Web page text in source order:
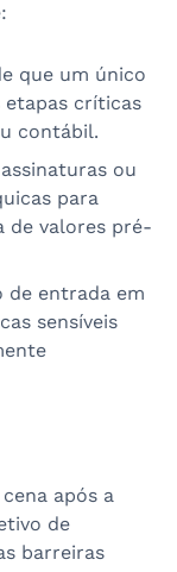
que um único
críticas
contábil.
ou
para
de valores pré-
de entrada em
sensíveis
após a
de
barreiras